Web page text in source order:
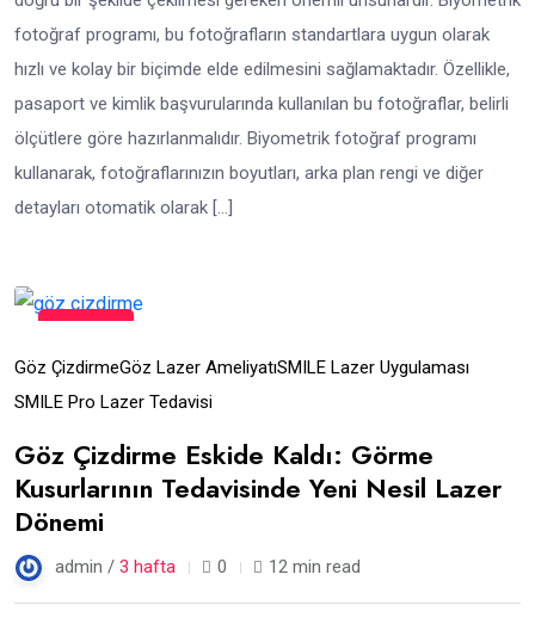
fotoğraf programı, bu fotoğrafların standartlara uygun olarak
hızlı ve kolay bir biçimde elde edilmesini sağlamaktadır. Özellikle,
pasaport ve kimlik başvurularında kullanılan bu fotoğraflar, belirli
ölçütlere göre hazırlanmalıdır. Biyometrik fotoğraf programı
kullanarak, fotoğraflarınızın boyutları, arka plan rengi ve diğer
detayları otomatik olarak […]
18
Tem
Göz ÇizdirmeGöz Lazer AmeliyatıSMILE Lazer Uygulaması
SMILE Pro Lazer Tedavisi
Göz Çizdirme Eskide Kaldı: Görme
Kusurlarının Tedavisinde Yeni Nesil Lazer
Dönemi
admin / 3 hafta 0 12 min read